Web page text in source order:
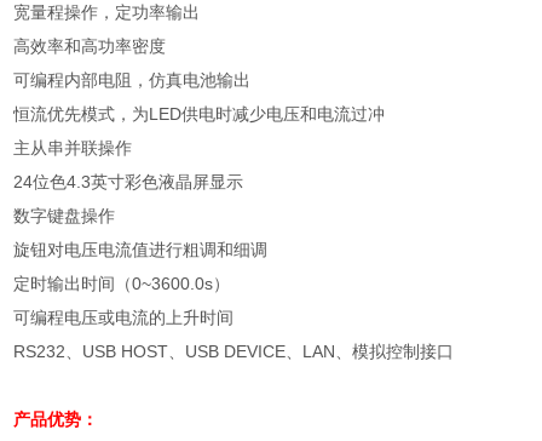
宽量程操作，定功率输出
高效率和高功率密度
可编程内部电阻，仿真电池输出
恒流优先模式，为LED供电时减少电压和电流过冲
主从串并联操作
24位色4.3英寸彩色液晶屏显示
数字键盘操作
旋钮对电压电流值进行粗调和细调
定时输出时间（0~3600.0s）
可编程电压或电流的上升时间
RS232
USB HOST USB DEVICE LAN 、模拟控制接口
产品优势：